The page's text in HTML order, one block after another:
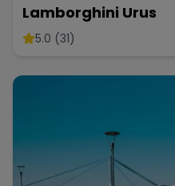
Bugatti
Lamborghini Urus
5.0 (31)